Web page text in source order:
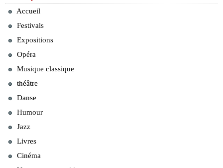
Accueil
Festivals
Expositions
Opéra
Musique classique
théâtre
Danse
Humour
Jazz
Livres
Cinéma